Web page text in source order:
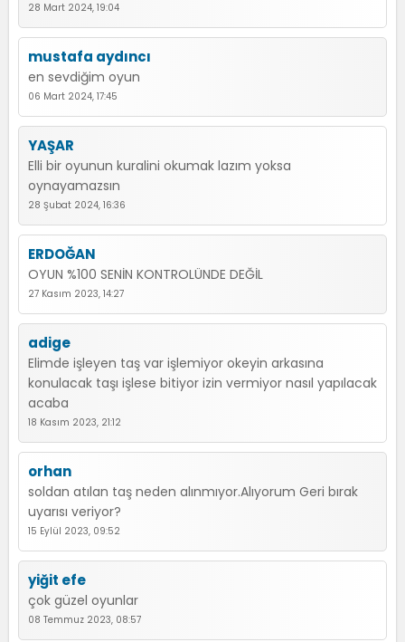
28 Mart 2024, 19:04
mustafa aydıncı
en sevdiğim oyun
06 Mart 2024, 17:45
YAŞAR
Elli bir oyunun kuralini okumak lazım yoksa
oynayamazsın
28 Şubat 2024, 16:36
ERDOĞAN
OYUN %100 SENİN KONTROLÜNDE DEĞİL
27 Kasım 2023, 14:27
adige
Elimde işleyen taş var işlemiyor okeyin arkasına
konulacak taşı işlese bitiyor izin vermiyor nasıl yapılacak
acaba
18 Kasım 2023, 21:12
orhan
soldan atılan taş neden alınmıyor.Alıyorum Geri bırak
uyarısı veriyor?
15 Eylül 2023, 09:52
yiğit efe
çok güzel oyunlar
08 Temmuz 2023, 08:57